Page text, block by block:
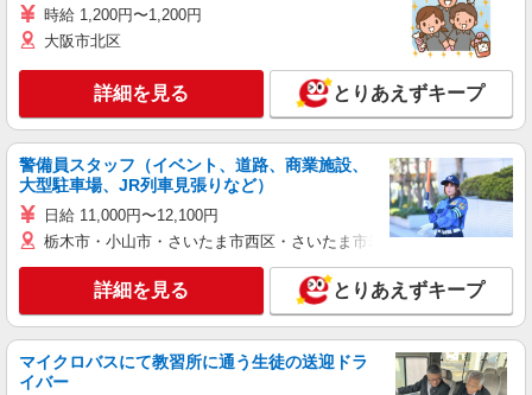
時給 1,200円〜1,200円
大阪市北区
詳細を見る とりあえずキープ
警備員スタッフ（イベント、道路、商業施設、
大型駐車場、JR列車見張りなど）
日給 11,000円〜12,100円
栃木市・小山市・さいたま市西区・さいたま市岩槻区・久喜市・蓮田
詳細を見る とりあえずキープ
マイクロバスにて教習所に通う生徒の送迎ドラ
イバー